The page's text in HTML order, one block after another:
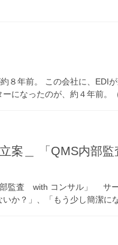
８年前。 この会社に、EDI
ーになったのが、約４年前
監査 with コンサル」 サ
か？」、「もう少し簡潔